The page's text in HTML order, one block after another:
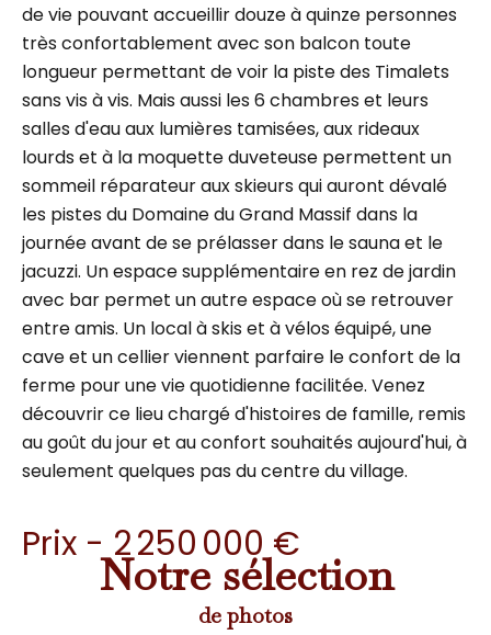
de vie pouvant accueillir douze à quinze personnes
très confortablement avec son balcon toute
longueur permettant de voir la piste des Timalets
sans vis à vis. Mais aussi les 6 chambres et leurs
salles d'eau aux lumières tamisées, aux rideaux
lourds et à la moquette duveteuse permettent un
sommeil réparateur aux skieurs qui auront dévalé
les pistes du Domaine du Grand Massif dans la
journée avant de se prélasser dans le sauna et le
jacuzzi. Un espace supplémentaire en rez de jardin
avec bar permet un autre espace où se retrouver
entre amis. Un local à skis et à vélos équipé, une
cave et un cellier viennent parfaire le confort de la
ferme pour une vie quotidienne facilitée. Venez
découvrir ce lieu chargé d'histoires de famille, remis
au goût du jour et au confort souhaités aujourd'hui, à
seulement quelques pas du centre du village.
Prix - 2 250 000 €
Notre sélection
de photos